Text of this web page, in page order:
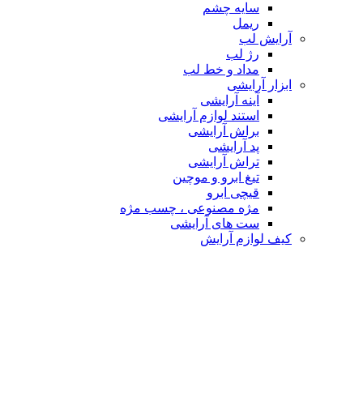
سایه چشم
ریمل
آرایش لب
رژ لب
مداد و خط لب
ابزار آرایشی
آینه آرایشی
استند لوازم آرایشی
براش آرایشی
پد آرایشی
تراش آرایشی
تیغ ابرو و موچین
قیچی ابرو
مژه مصنوعی ، چسب مژه
ست های آرایشی
کیف لوازم آرایش